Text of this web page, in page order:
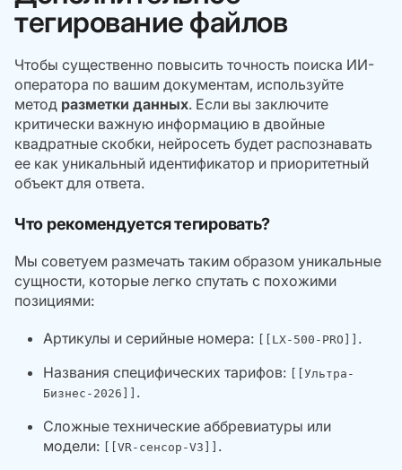
тегирование файлов
Чтобы существенно повысить точность поиска ИИ-
оператора по вашим документам, используйте
метод разметки данных. Если вы заключите
критически важную информацию в двойные
квадратные скобки, нейросеть будет распознавать
ее как уникальный идентификатор и приоритетный
объект для ответа.
Что рекомендуется тегировать?
Мы советуем размечать таким образом уникальные
сущности, которые легко спутать с похожими
позициями:
Артикулы и серийные номера: [[LX-500-PRO]] .
Названия специфических тарифов:
[[Ультра-
Бизнес-2026]] .
Сложные технические аббревиатуры или
модели:
[[VR-сенсор-V3]] .